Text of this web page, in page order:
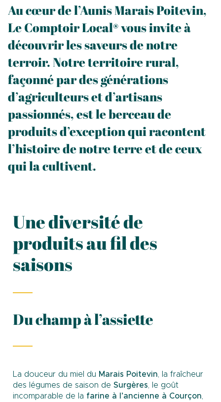
Au cœur de l’Aunis Marais Poitevin,
Le Comptoir Local® vous invite à
découvrir les saveurs de notre
terroir. Notre territoire rural,
façonné par des générations
d’agriculteurs et d’artisans
passionnés, est le berceau de
produits d’exception qui racontent
l’histoire de notre terre et de ceux
qui la cultivent.
Une diversité de
produits au fil des
saisons
Du champ à l’assiette
La douceur du miel du Marais Poitevin , la fraîcheur
des légumes de saison de Surgères , le goût
incomparable de la farine à l’ancienne à Courçon